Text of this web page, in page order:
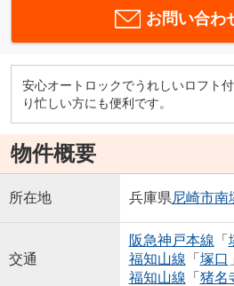
お問い合わ
安心オートロックでうれしいロフト
り忙しい方にも便利です。
物件概要
所在地 兵庫県尼崎市南
交通
阪急神戸本線 「
福知山線 「 塚口
福知山線 「 猪名